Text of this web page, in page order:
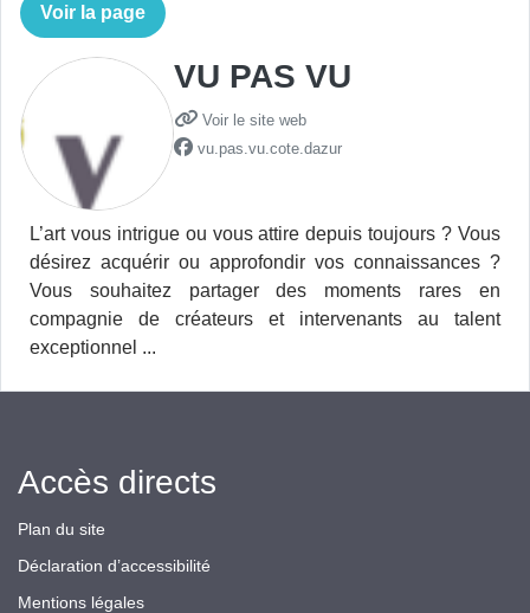
Voir la page
VU PAS VU
Voir le site web
vu.pas.vu.cote.dazur
L’art vous intrigue ou vous attire depuis toujours ? Vous
désirez acquérir ou approfondir vos connaissances ?
Vous souhaitez partager des moments rares en
compagnie de créateurs et intervenants au talent
exceptionnel ...
Accès directs
Plan du site
Déclaration d’accessibilité
Mentions légales